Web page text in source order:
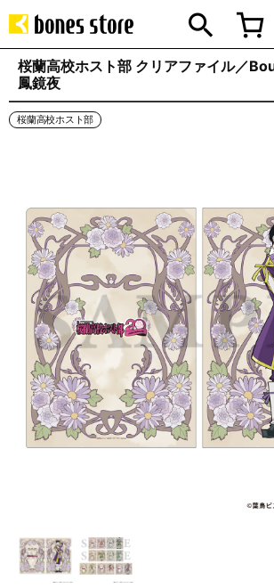
桜蘭高校ホスト部 クリアファイル／
鳳鏡夜
桜蘭高校ホスト部